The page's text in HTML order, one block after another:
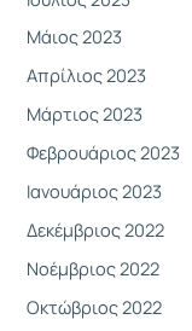
Μάιος 2023
Απρίλιος 2023
Μάρτιος 2023
Φεβρουάριος 2023
Ιανουάριος 2023
Δεκέμβριος 2022
Νοέμβριος 2022
Οκτώβριος 2022